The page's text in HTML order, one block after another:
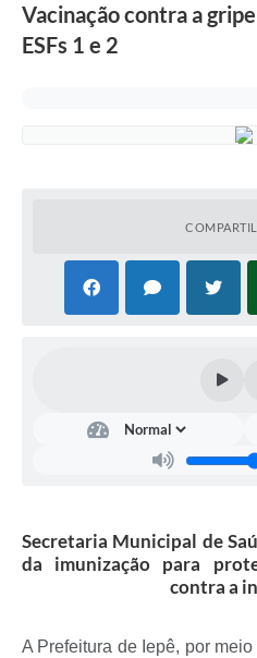
Questionário de Mapeamento
Veículos paralisados
Legislação
Contratos
Secretarias
Vacinação contra a
ESFs 1 e 2
Secretaria Municipal de
da imunização para
contra a
A Prefeitura de Iepê, por